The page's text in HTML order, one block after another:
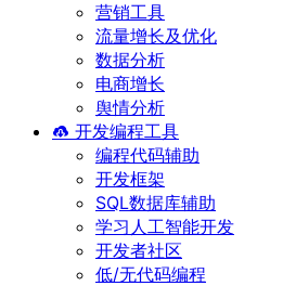
营销工具
流量增长及优化
数据分析
电商增长
舆情分析
开发编程工具
编程代码辅助
开发框架
SQL数据库辅助
学习人工智能开发
开发者社区
低/无代码编程